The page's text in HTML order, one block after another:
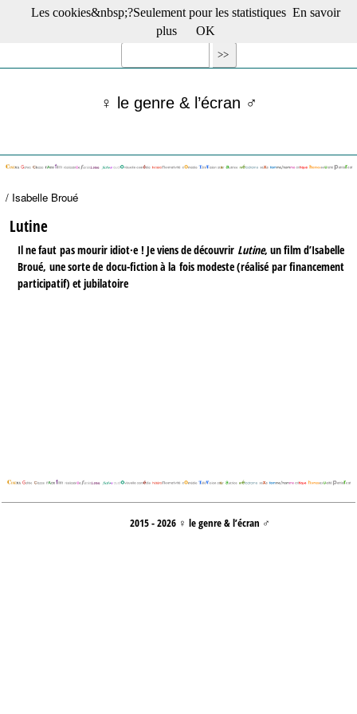
☰ Menu
Films récents
Films -TV/plates-formes
Archives
S’abonner à la Lettre !
♀ le genre & l’écran ♂
/ Isabelle Broué
Lutine
Il ne faut pas mourir idiot·e ! Je viens de découvrir Lutine, un film d’Isabelle
Broué, une sorte de docu-fiction à la fois modeste (réalisé par financement
participatif) et jubilatoire
2015 - 2026 ♀ le genre & l’écran ♂
Les cookies&nbsp;?Seulement pour les statistiques En savoir
plus
OK